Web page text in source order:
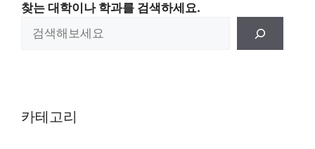
찾는 대학이나 학과를 검색하세요.
카테고리